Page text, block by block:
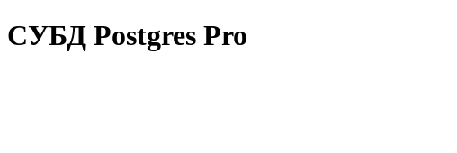
СУБД Postgres Pro